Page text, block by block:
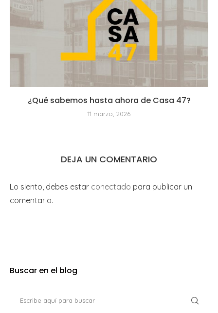
¿Qué sabemos hasta ahora de Casa 47?
11 marzo, 2026
DEJA UN COMENTARIO
Lo siento, debes estar conectado para publicar un
comentario.
Buscar en el blog